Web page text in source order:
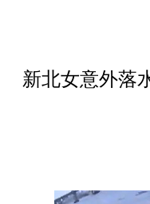
新北女意外